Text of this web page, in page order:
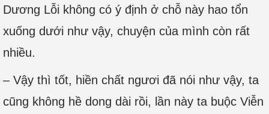
Dương Lỗi không có ý định ở chỗ này hao tổn
xuống dưới như vậy, chuyện của mình còn rất
nhiều.
– Vậy thì tốt, hiền chất ngươi đã nói như vậy, ta
cũng không hề dong dài rồi, lần này ta buộc Viễn